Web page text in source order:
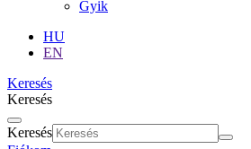
Gyik
HU
EN
Keresés
Keresés
Keresés